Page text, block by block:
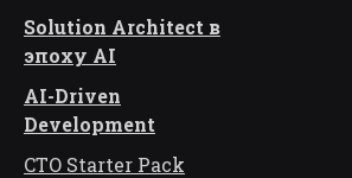
Solution Architect в
эпоху AI
AI-Driven
Development
CTO Starter Pack